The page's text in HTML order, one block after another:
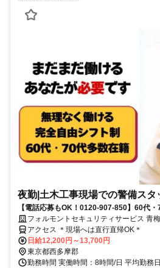
夜勤|土木工事現場での警備スタ
【電話応募もOK！0120-907-850】60代
由シフト♪日払いOK♪
フォルモントセキュリティサービス 青
アクセス ＊現場へは直行直帰OK＊
日給12,200円～13,700円
東京都西多摩郡
勤務時間 実働時間：8時間/日 平均勤務